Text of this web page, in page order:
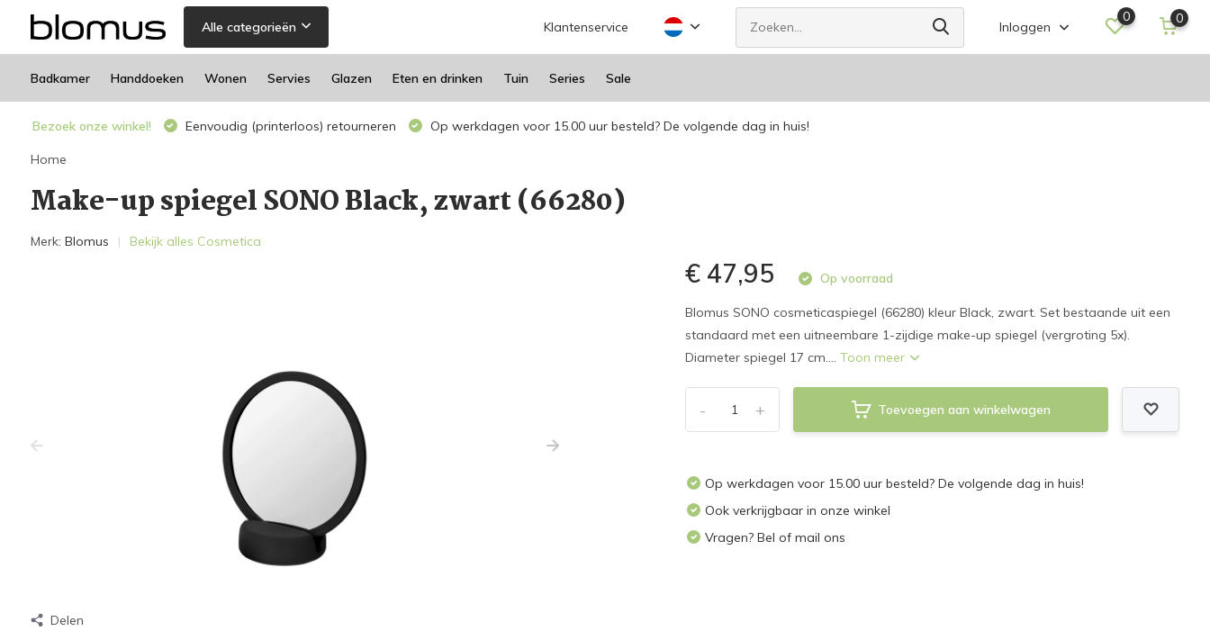
Alle categorieën Klantenservice Inloggen
0 0
Badkamer Handdoeken Wonen Servies Glazen Eten en drinken Tuin Series Sale
Bezoek onze winkel! Eenvoudig (printerloos) retourneren Op werkdagen voor 15.00 uur besteld? De volgende dag in huis!
Home
Make-up spiegel SONO Black, zwart (66280)
Merk: Blomus Bekijk alles Cosmetica
Delen
€ 47,95 Op voorraad
Blomus SONO cosmeticaspiegel (66280) kleur Black, zwart. Set bestaande uit een
standaard met een uitneembare 1-zijdige make-up spiegel (vergroting 5x).
Diameter spiegel 17 cm....Toon meer
+
- Toevoegen aan winkelwagen
Op werkdagen voor 15.00 uur besteld? De volgende dag in huis!
Ook verkrijgbaar in onze winkel
Vragen? Bel of mail ons